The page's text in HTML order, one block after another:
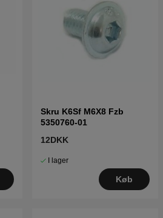
Skru K6Sf M6X8 Fzb
5350760-01
12DKK
I lager
Køb